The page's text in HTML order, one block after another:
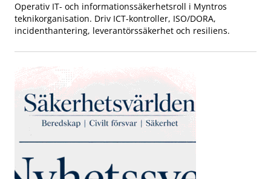
Operativ IT- och informationssäkerhetsroll i Myntros
teknikorganisation. Driv ICT-kontroller, ISO/DORA,
incidenthantering, leverantörssäkerhet och resiliens.